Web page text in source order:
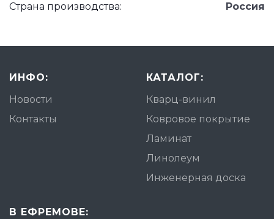
Страна производства:
Россия
ИНФО:
Новости
Контакты
КАТАЛОГ:
Кварц-винил
Ковровое покрытие
Ламинат
Линолеум
Инженерная доска
В ЕФРЕМОВЕ: